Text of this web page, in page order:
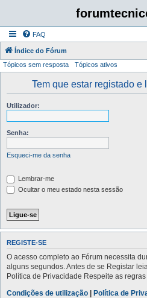
FAQ
Índice do Fórum
Tópicos sem resposta Tópicos ativos
Tem que estar registado e
Utilizador:
Senha:
Esqueci-me da senha
Lembrar-me
Ocultar o meu estado nesta sessão
REGISTE-SE
O acesso completo ao Fórum necessita
alguns segundos. Antes de se Registar
Política de Privacidade Respeite as regras
Condições de utilização | Política de